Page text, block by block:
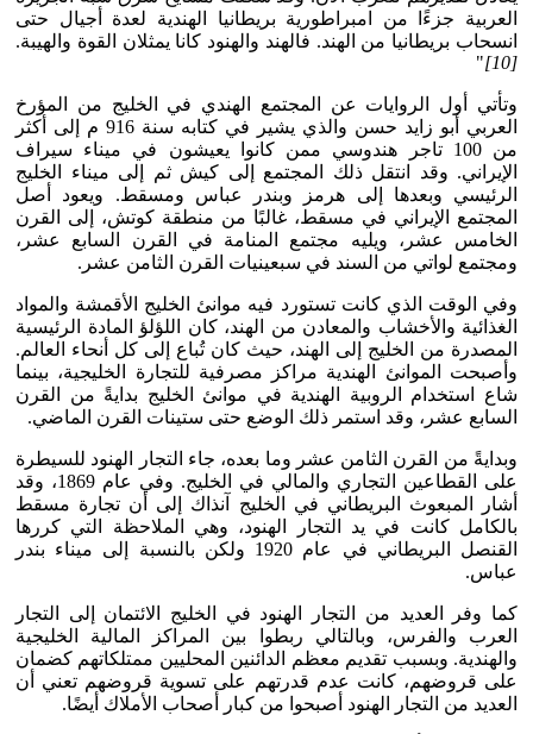
العربية جزءًا من امبراطورية بريطانيا الهندية لعدة أجيال حتى
انسحاب بريطانيا من الهند. فالهند والهنود كانا يمثلان القوة والهيبة.
[10]
"
وتأتي أول الروايات عن المجتمع الهندي في الخليج من المؤرخ
العربي أبو زايد حسن والذي يشير في كتابه سنة 916 م إلى أكثر
من 100 تاجر هندوسي ممن كانوا يعيشون في ميناء سيراف
الإيراني. وقد انتقل ذلك المجتمع إلى كيش ثم إلى ميناء الخليج
الرئيسي وبعدها إلى هرمز وبندر عباس ومسقط. ويعود أصل
المجتمع الإيراني في مسقط، غالبًا من منطقة كوتش، إلى القرن
الخامس عشر، ويليه مجتمع المنامة في القرن السابع عشر،
ومجتمع لواتي من السند في سبعينيات القرن الثامن عشر.
وفي الوقت الذي كانت تستورد فيه موانئ الخليج الأقمشة والمواد
الغذائية والأخشاب والمعادن من الهند، كان اللؤلؤ المادة الرئيسية
المصدرة من الخليج إلى الهند، حيث كان تُباع إلى كل أنحاء العالم.
وأصبحت الموانئ الهندية مراكز مصرفية للتجارة الخليجية، بينما
شاع استخدام الروبية الهندية في موانئ الخليج بدايةً من القرن
السابع عشر، وقد استمر ذلك الوضع حتى ستينات القرن الماضي.
وبدايةً من القرن الثامن عشر وما بعده، جاء التجار الهنود للسيطرة
على القطاعين التجاري والمالي في الخليج. وفي عام 1869، وقد
أشار المبعوث البريطاني في الخليج آنذاك إلى أن تجارة مسقط
بالكامل كانت في يد التجار الهنود، وهي الملاحظة التي كررها
القنصل البريطاني في عام 1920 ولكن بالنسبة إلى ميناء بندر
عباس.
كما وفر العديد من التجار الهنود في الخليج الائتمان إلى التجار
العرب والفرس، وبالتالي ربطوا بين المراكز المالية الخليجية
والهندية. وبسبب تقديم معظم الدائنين المحليين ممتلكاتهم كضمان
على قروضهم، كانت عدم قدرتهم على تسوية قروضهم تعني أن
العديد من التجار الهنود أصبحوا من كبار أصحاب الأملاك أيضًا.